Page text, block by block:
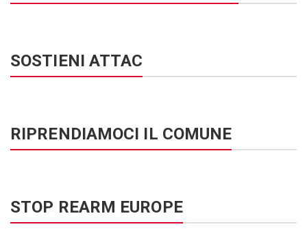
SOSTIENI ATTAC
RIPRENDIAMOCI IL COMUNE
STOP REARM EUROPE